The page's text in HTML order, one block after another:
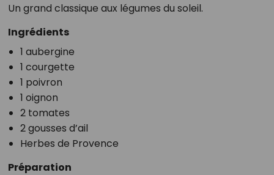
Un grand classique aux légumes du soleil.
Ingrédients
1 aubergine
1 courgette
1 poivron
1 oignon
2 tomates
2 gousses d’ail
Herbes de Provence
Préparation